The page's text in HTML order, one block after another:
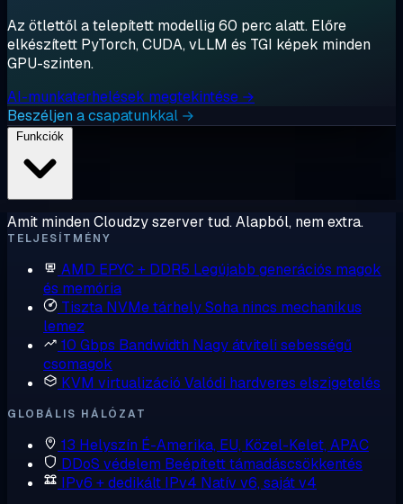
Az ötlettől a telepített modellig 60 perc alatt. Előre
elkészített PyTorch, CUDA, vLLM és TGI képek minden
GPU-szinten.
AI-munkaterhelések megtekintése →
Beszéljen a csapatunkkal →
Amit minden Cloudzy szerver tud. Alapból, nem extra.
TELJESÍTMÉNY
AMD EPYC + DDR5 Legújabb generációs magok
és memória
Tiszta NVMe tárhelySoha nincs mechanikus
lemez
10 Gbps Bandwidth Nagy átviteli sebességű
csomagok
KVM virtualizáció Valódi hardveres elszigetelés
GLOBÁLIS HÁLÓZAT
13 Helyszín É-Amerika, EU, Közel-Kelet, APAC
DDoS védelem Beépített támadáscsökkentés
IPv6 + dedikált IPv4 Natív v6, saját v4